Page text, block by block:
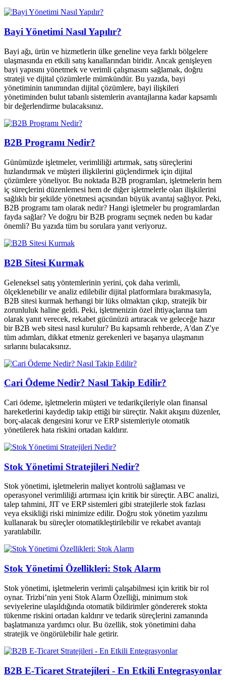
Bayi Yönetimi Nasıl Yapılır?
Bayi ağı, ürün ve hizmetlerin ülke geneline veya farklı bölgelere
ulaşmasında en etkili satış kanallarından biridir. Ancak genişleyen
bayi yapısını yönetmek ve verimli çalışmasını sağlamak, doğru
strateji ve dijital çözümlerle mümkündür. Bu yazıda, bayi
yönetiminin tanımından dijital çözümlere, bayi ilişkileri
yönetiminden bulut tabanlı sistemlerin avantajlarına kadar kapsamlı
bir değerlendirme bulacaksınız.
B2B Programı Nedir?
Günümüzde işletmeler, verimliliği artırmak, satış süreçlerini
hızlandırmak ve müşteri ilişkilerini güçlendirmek için dijital
çözümlere yöneliyor. Bu noktada B2B programları, işletmelerin hem
iç süreçlerini düzenlemesi hem de diğer işletmelerle olan ilişkilerini
sağlıklı bir şekilde yönetmesi açısından büyük avantaj sağlıyor. Peki,
B2B programı tam olarak nedir? Hangi işletmeler bu programlardan
fayda sağlar? Ve doğru bir B2B programı seçmek neden bu kadar
önemli? Bu yazıda tüm bu sorulara yanıt veriyoruz.
B2B Sitesi Kurmak
Geleneksel satış yöntemlerinin yerini, çok daha verimli,
ölçeklenebilir ve analiz edilebilir dijital platformlara bırakmasıyla,
B2B sitesi kurmak herhangi bir lüks olmaktan çıkıp, stratejik bir
zorunluluk haline geldi. Peki, işletmenizin özel ihtiyaçlarına tam
olarak yanıt verecek, rekabet gücünüzü artıracak ve geleceğe hazır
bir B2B web sitesi nasıl kurulur? Bu kapsamlı rehberde, A'dan Z'ye
tüm adımları, dikkat etmeniz gerekenleri ve başarıya ulaşmanın
sırlarını bulacaksınız.
Cari Ödeme Nedir? Nasıl Takip Edilir?
Cari ödeme, işletmelerin müşteri ve tedarikçileriyle olan finansal
hareketlerini kaydedip takip ettiği bir süreçtir. Nakit akışını düzenler,
borç-alacak dengesini korur ve ERP sistemleriyle otomatik
yönetilerek hata riskini ortadan kaldırır.
Stok Yönetimi Stratejileri Nedir?
Stok yönetimi, işletmelerin maliyet kontrolü sağlaması ve
operasyonel verimliliği artırması için kritik bir süreçtir. ABC analizi,
talep tahmini, JIT ve ERP sistemleri gibi stratejilerle stok fazlası
veya eksikliği riski minimize edilir. Doğru stok yönetim yazılımı
kullanarak bu süreçler otomatikleştirilebilir ve rekabet avantajı
yaratılabilir.
Stok Yönetimi Özellikleri: Stok Alarm
Stok yönetimi, işletmelerin verimli çalışabilmesi için kritik bir rol
oynar. Trizbi’nin yeni Stok Alarm Özelliği, minimum stok
seviyelerine ulaşıldığında otomatik bildirimler göndererek stokta
tükenme riskini ortadan kaldırır ve tedarik süreçlerini zamanında
başlatmanıza yardımcı olur. Bu özellik, stok yönetimini daha
stratejik ve öngörülebilir hale getirir.
B2B E-Ticaret Stratejileri - En Etkili Entegrasyonlar